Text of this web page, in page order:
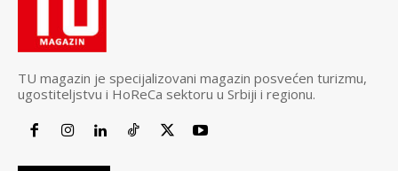
TU magazin je specijalizovani magazin posvećen turizmu,
ugostiteljstvu i HoReCa sektoru u Srbiji i regionu.